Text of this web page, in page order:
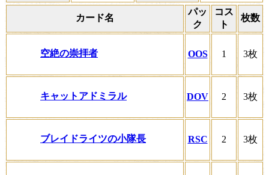
カード名
パッ
ク
コス
ト
枚数
空絶の崇拝者 OOS 1 3枚
キャットアドミラル DOV 2 3枚
ブレイドライツの小隊長 RSC 2 3枚